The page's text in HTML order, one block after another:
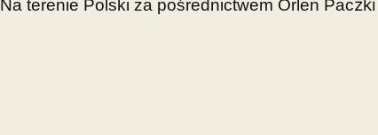
Na terenie Polski za pośrednictwem Orlen Paczki